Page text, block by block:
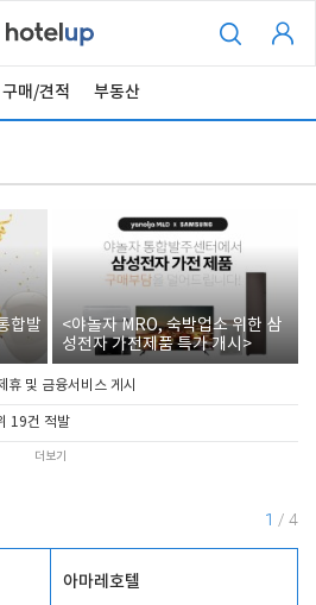
구매/견적 부동산
합발
<야놀자 MRO, 숙박업소 위한 삼
성전자 가전제품 특가 개시>
휴 및 금융서비스 게시
19건 적발
더보기
1 / 4
아마레호텔